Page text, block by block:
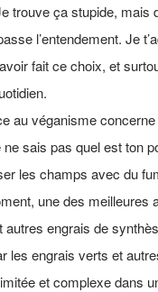
trouve ça stupide, mais
l’entendement. Je
fait ce choix, et
au véganisme
sais pas quel est ton
les champs avec du
une des meilleures
autres engrais de
les engrais verts et
et complexe dans